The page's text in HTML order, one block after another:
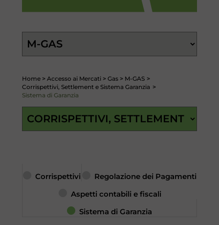
Home > Accesso ai Mercati > Gas > M-GAS >
Corrispettivi, Settlement e Sistema Garanzia >
Sistema di Garanzia
Corrispettivi
Regolazione dei Pagamenti
Aspetti contabili e fiscali
Sistema di Garanzia